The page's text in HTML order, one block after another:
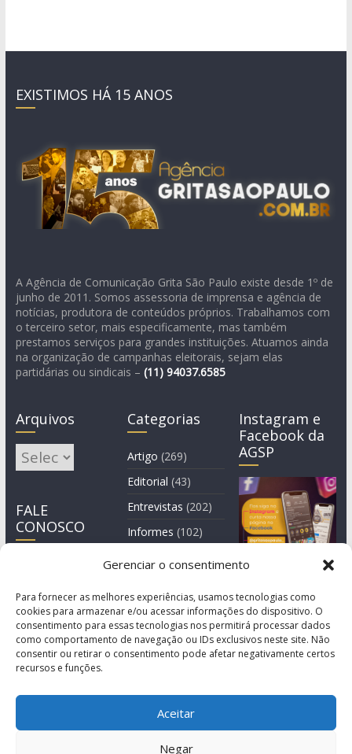
Gerenciar o consentimento
Para fornecer as melhores experiências, usamos tecnologias como
cookies para armazenar e/ou acessar informações do dispositivo. O
consentimento para essas tecnologias nos permitirá processar dados
como comportamento de navegação ou IDs exclusivos neste site. Não
consentir ou retirar o consentimento pode afetar negativamente certos
recursos e funções.
Aceitar
Negar
EXISTIMOS HÁ 15 ANOS
A Agência de Comunicação Grita São Paulo existe desde 1º de
junho de 2011. Somos assessoria de imprensa e agência de
notícias, produtora de conteúdos próprios. Trabalhamos com
o terceiro setor, mais especificamente, mas também
prestamos serviços para grandes instituições. Atuamos ainda
na organização de campanhas eleitorais, sejam elas
partidárias ou sindicais – (11) 94037.6585
Arquivos
Arquivos
FALE
CONOSCO
Categorias
Artigo (269)
Editorial (43)
Entrevistas (202)
Informes (102)
Instagram e
Facebook da
AGSP
© Copyright 2011-2026